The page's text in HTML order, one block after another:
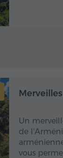
Un
de
vous